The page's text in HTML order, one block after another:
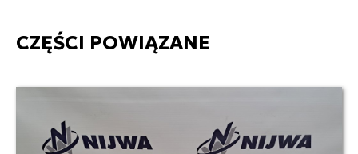
CZĘŚCI POWIĄZANE